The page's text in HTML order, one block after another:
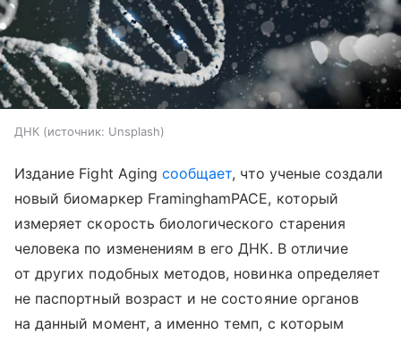
ДНК источник: Unsplash
Издание Fight Aging сообщает, что ученые создали
новый биомаркер FraminghamPACE, который
измеряет скорость биологического старения
человека по изменениям в его ДНК. В отличие
от других подобных методов, новинка определяет
не паспортный возраст и не состояние органов
на данный момент, а именно темп, с которым